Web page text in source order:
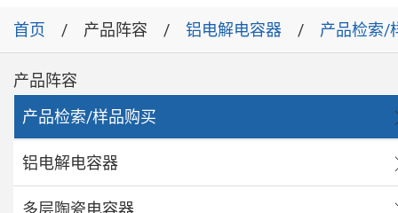
首页 产品阵容 铝电解电容器 产品检索/
产品阵容
产品检索/样品购买
铝电解电容器
多层陶瓷电容器